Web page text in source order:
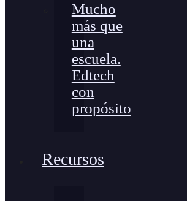
Mucho
más que
una
escuela.
Edtech
con
propósito
Recursos